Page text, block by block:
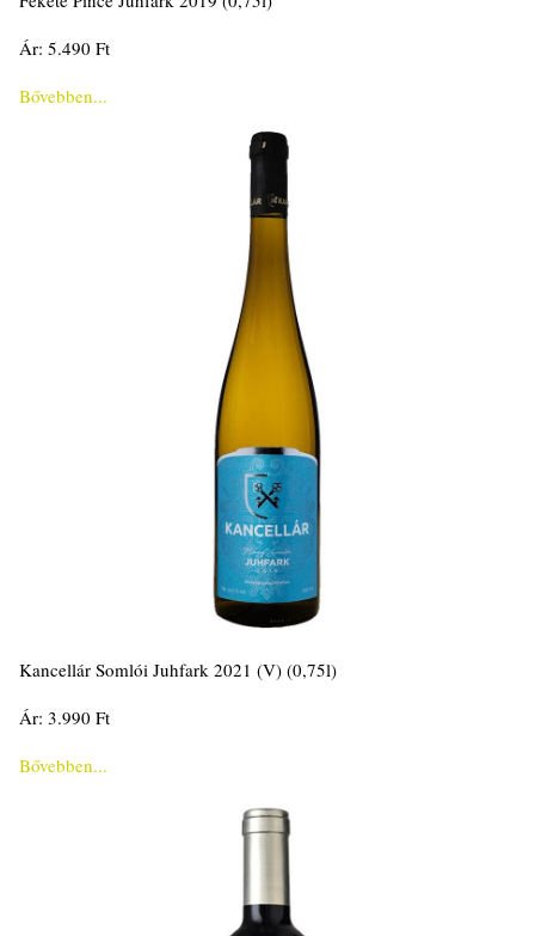
Ár: 5.490 Ft
Bővebben...
Kancellár Somlói Juhfark 2021 (V) (0,75l)
Ár: 3.990 Ft
Bővebben...